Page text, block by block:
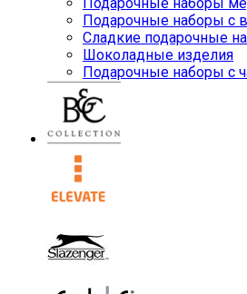
Подарочные наборы с
Сладкие подарочные
Шоколадные изделия
Подарочные наборы с